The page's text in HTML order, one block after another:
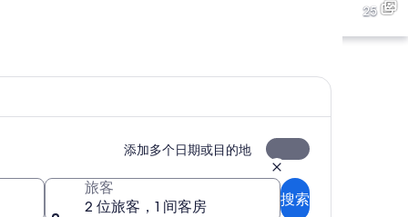
25
添加多个日期或目的地
旅客
2 位旅客，1 间客房
搜索